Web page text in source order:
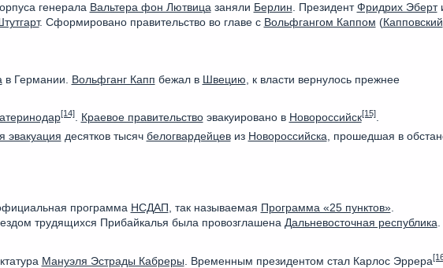
генерала Вальтера фон Лютвица заняли Берлин . Президент Фридрих Эберт
Штутгарт. Сформировано правительство во главе с Вольфгангом Каппом (Капповский
в Германии. Вольфганг Капп бежал в Швецию, к власти вернулось прежнее
[14]. Краевое правительствоэвакуировано в Новороссийск[15].
эвакуация десятков тысяч белогвардейцевиз Новороссийска, прошедшая в
программа НСДАП , так называемая Программа «25 пунктов».
трудящихся Прибайкалья была провозглашена Дальневосточная республика
Мануэля Эстрады Кабреры . Временным президентом стал Карлос Эррера